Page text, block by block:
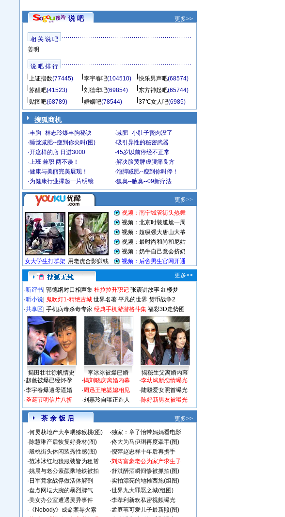
说 吧 更多>>
相 关 说 吧
姜明
说 吧 排 行
上证指数(77445) 李宇春吧(104510) 快乐男声吧(68574)
苏醒吧(41523) 刘德华吧(69854) 东方神起吧(65744)
贴图吧(68789) 婚姻吧(78544) 37℃女人吧(6985)
搜狐商机
·丰胸--林志玲爆丰胸秘诀 ·减肥--小肚子赘肉没了
·睡觉减肥--瘦到你尖叫(图) ·吸引异性的秘密武器
·开这样的店 日进3000 ·45岁以前停经不正常
·上班 兼职 两不误！ ·解决脸黄脾虚腰痛良方
·健康与美丽完美展现！ ·泡脚减肥--瘦到你叫停！
·为健康行业撑起一片明镜 ·狐臭--腋臭--09新疗法
更多>>
·听评书 郭德纲对口相声集 杜拉拉升职记 张震讲故事 红楼梦
·听小说 鬼吹灯1-精绝古城 世界名著 平凡的世界 货币战争2
·共享区 手机病毒杀毒专家 经典手机游游格斗集 福彩3D走势图
揭田壮壮徐帆情史 李冰冰被爆已婚
揭秘生父离婚内幕
·赵薇被爆已经怀孕
·李宇春爆遭母逼婚
·圣诞节明信片八折
·揭刘晓庆离婚内幕
·周迅王艳婆媳相见
·刘嘉玲自曝正造人
·李幼斌新恋情曝光
·陆毅爱女照首曝光
·陈好新男友被曝光
茶 余 饭 后
更多>>
·何炅获地产大亨喂猕猴桃(图) ·独家：章子怡带妈妈看电影
·陈慧琳产后恢复好身材(图) ·佟大为马伊琍再度牵手(图)
·殷桃街头休闲装秀性感(图) ·倪萍赵忠祥十年后再携手
·范冰冰红地毯服装皆为租赁 ·刘涛富豪老公为家产求生子
·姚晨与老公素颜乘地铁被拍 ·舒淇醉酒瞬间惨被抓拍(图)
· 日军竟拿战俘做活体解剖 ·实拍漂亮的地摊西施(组图)
·盘点网坛大腕的暴烈脾气 ·世界九大罪恶之城(组图)
·美女办公室遭遇灵异事件 ·李孝利新欢私密视频曝光
· 《Nobody》成命案导火索 ·孟庭苇可爱儿子最新照(图)